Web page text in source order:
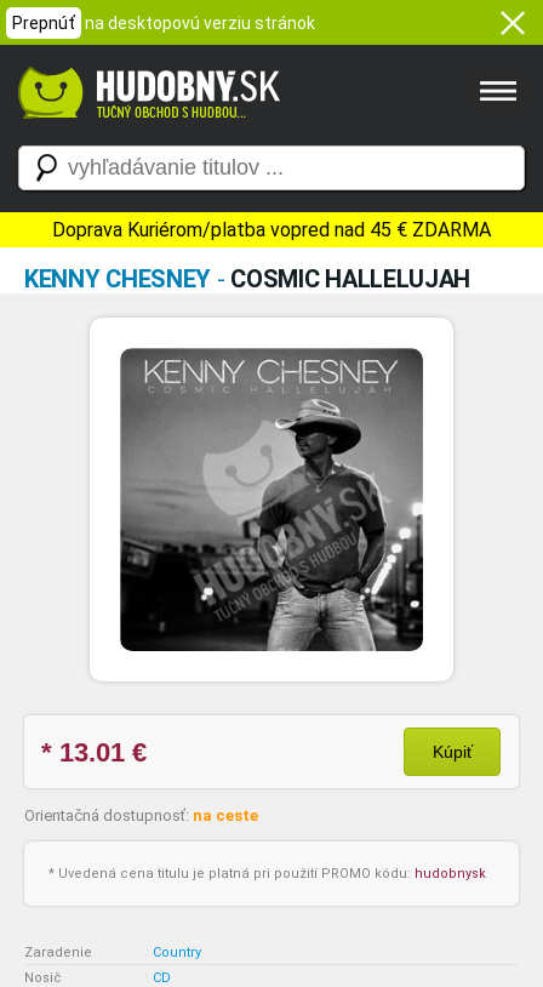
Prepnúť na desktopovú verziu stránok
Doprava Kuriérom/platba vopred nad 45 € ZDARMA
KENNY CHESNEY - COSMIC HALLELUJAH
* 13.01 € Kúpiť
Orientačná dostupnosť: na ceste
* Uvedená cena titulu je platná pri použití PROMO kódu: hudobnysk
Zaradenie : Country
Nosič
: CD